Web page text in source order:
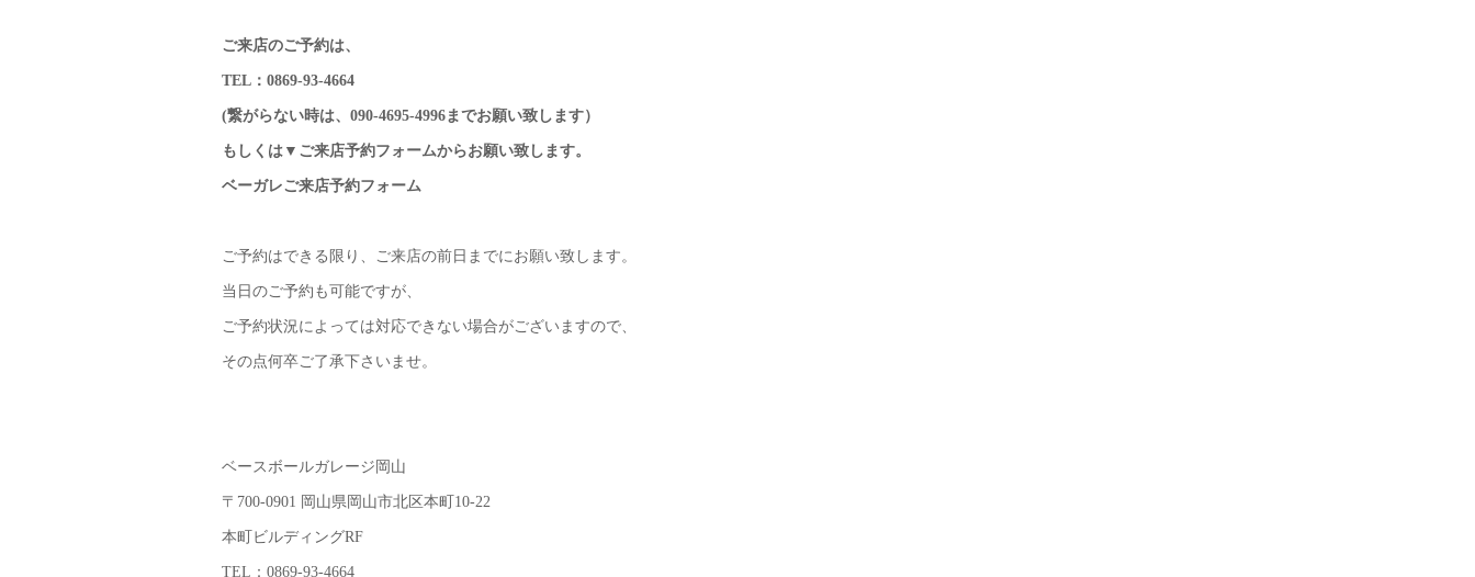
ご来店のご予約は、
TEL：0869-93-4664
(繋がらない時は、090-4695-4996までお願い致します）
もしくは▼ご来店予約フォームからお願い致します。
ベーガレご来店予約フォーム
ご予約はできる限り、ご来店の前日までにお願い致します。
当日のご予約も可能ですが、
ご予約状況によっては対応できない場合がございますので、
その点何卒ご了承下さいませ。
ベースボールガレージ岡山
〒700-0901 岡山県岡山市北区本町10-22
本町ビルディングRF
TEL：0869-93-4664